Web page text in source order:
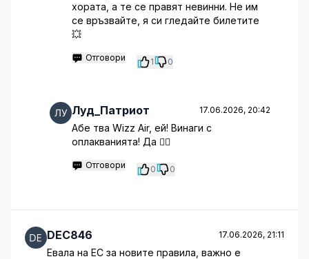
хората, а те се правят невинни. Не им
се връзвайте, я си гледайте билетите
💥
Отговори 1 0
Луд_Патриот 17.06.2026, 20:42
Абе тва Wizz Air, ей! Винаги с
оплакванията! Да 🤷‍♂️
Отговори 0 0
DEC846 17.06.2026, 21:11
Евала на ЕС за новите правила, важно е